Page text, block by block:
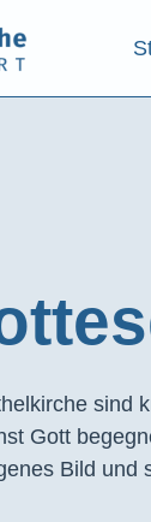
sind
Gott
Bild und